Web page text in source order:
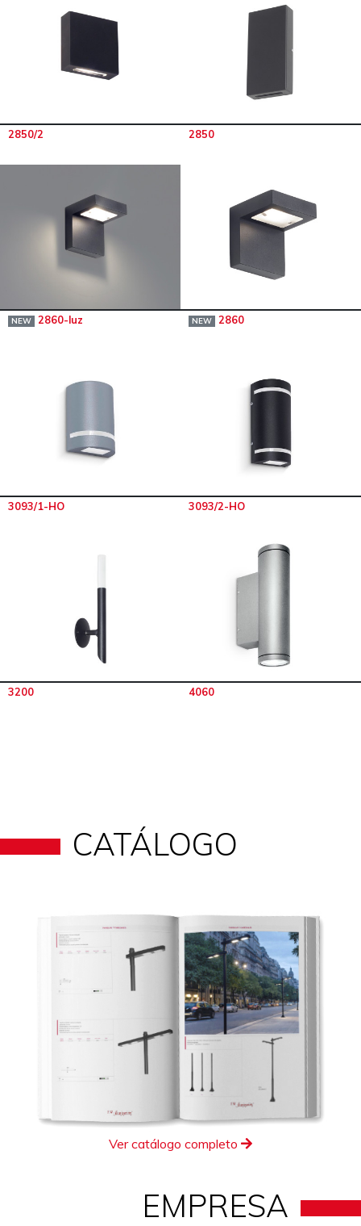
2850/2 2850
NEW 2860-luz NEW 2860
3093/1-HO 3093/2-HO
3200 4060
CATÁLOGO
Ver catálogo completo
EMPRESA